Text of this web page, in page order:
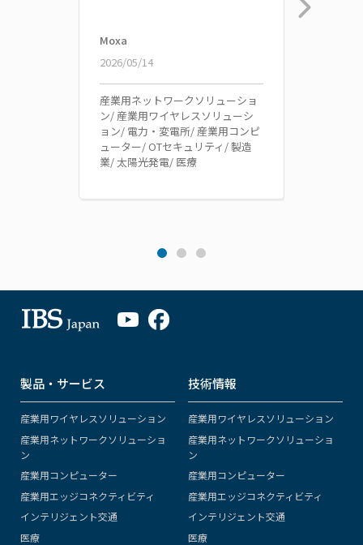
Moxa
2026/05/14
産業用ネットワークソリューショ
ン/ 産業用ワイヤレスソリューシ
ョン/ 電力・変電所/ 産業用コンピ
ューター/ OTセキュリティ/ 製造
業/ 太陽光発電/ 医療
製品・サービス
産業用ワイヤレスソリューション
産業用ネットワークソリューショ
ン
産業用コンピューター
産業用エッジコネクティビティ
インテリジェント交通
医療
技術情報
産業用ワイヤレスソリューション
産業用ネットワークソリューショ
ン
産業用コンピューター
産業用エッジコネクティビティ
インテリジェント交通
医療